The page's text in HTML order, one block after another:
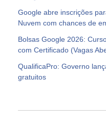
Google abre inscrições
Nuvem com chances de
Bolsas Google 2026:
com Certificado (Vagas
QualificaPro: Governo
gratuitos